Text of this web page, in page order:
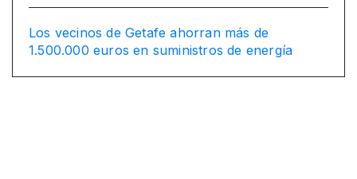
Los vecinos de Getafe ahorran más de
1.500.000 euros en suministros de energía